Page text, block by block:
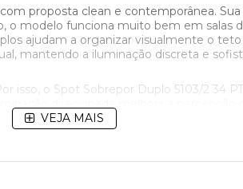
proposta clean e contemporânea.
modelo funciona muito bem em salas
ajudam a organizar visualmente o
mantendo a iluminação discreta e
o Spot Sobrepor Duplo 5103/2 34
e sofisticação.
VEJA MAIS